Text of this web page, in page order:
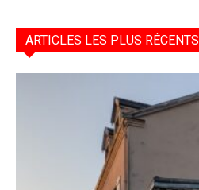
ARTICLES LES PLUS RÉCENTS